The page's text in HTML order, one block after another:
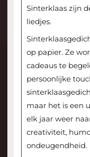
Sinterklaas zijn
liedjes.
op papier. Ze
cadeaus te
persoonlijke
maar het is een
elk jaar weer
creativiteit,
ondeugendheid.